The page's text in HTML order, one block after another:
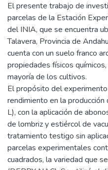
El presente trabajo de
parcelas de la Estación
del INIA, que se encuentra
Talavera, Provincia de
cuenta con un suelo franco
propiedades físicos
mayoría de los cultivos.
El propósito del
rendimiento en la
L), con la aplicación de
de lombriz y estiércol de
tratamiento testigo sin
parcelas experimentales
cuadrados, la variedad que